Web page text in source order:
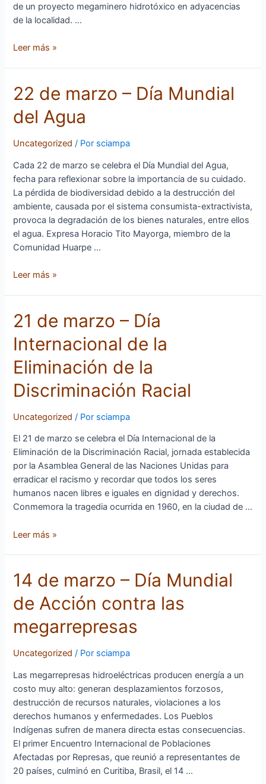
de un proyecto megaminero hidrotóxico en adyacencias
de la localidad. …
Leer más »
22 de marzo – Día Mundial
del Agua
Uncategorized / Por sciampa
Cada 22 de marzo se celebra el Día Mundial del Agua,
fecha para reflexionar sobre la importancia de su cuidado.
La pérdida de biodiversidad debido a la destrucción del
ambiente, causada por el sistema consumista-extractivista,
provoca la degradación de los bienes naturales, entre ellos
el agua. Expresa Horacio Tito Mayorga, miembro de la
Comunidad Huarpe …
22
de
marzo
Día
del
Agua
Leer más »
21 de marzo – Día
Internacional de la
Eliminación de la
Discriminación Racial
Uncategorized / Por sciampa
El 21 de marzo se celebra el Día Internacional de la
Eliminación de la Discriminación Racial, jornada establecida
por la Asamblea General de las Naciones Unidas para
erradicar el racismo y recordar que todos los seres
humanos nacen libres e iguales en dignidad y derechos.
Conmemora la tragedia ocurrida en 1960, en la ciudad de …
21
de
marzo
Día
Internacional
de
Eliminación
de
la
Discriminación
Racial
Leer más »
14 de marzo – Día Mundial
de Acción contra las
megarrepresas
Uncategorized / Por sciampa
Las megarrepresas hidroeléctricas producen energía a un
costo muy alto: generan desplazamientos forzosos,
destrucción de recursos naturales, violaciones a los
derechos humanos y enfermedades. Los Pueblos
Indígenas sufren de manera directa estas consecuencias.
El primer Encuentro Internacional de Poblaciones
Afectadas por Represas, que reunió a representantes de
20 países, culminó en Curitiba, Brasil, el 14 …
14
de
marzo
Día
de
Acción
contra
las
megarrepresas